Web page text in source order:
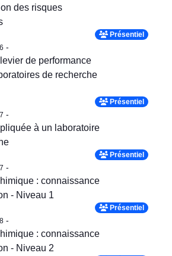
des risques
Présentiel
-
de performance
de recherche
Présentiel
-
à un laboratoire
Présentiel
-
: connaissance
- Niveau 1
Présentiel
-
: connaissance
- Niveau 2